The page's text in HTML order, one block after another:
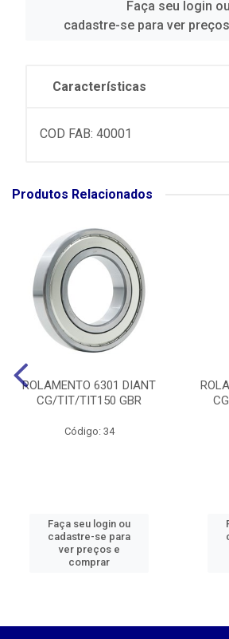
Faça seu login ou
cadastre-se para ver
Características
COD FAB: 40001
Produtos Relacionados
ROLAMENTO 6301 DIANT
CG/TIT/TIT150 GBR
Código: 34
Faça seu login ou
cadastre-se para
ver preços e
comprar